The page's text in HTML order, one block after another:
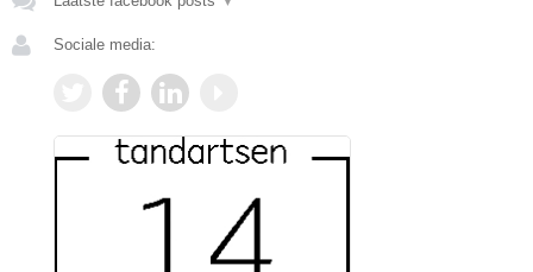
Sociale media: